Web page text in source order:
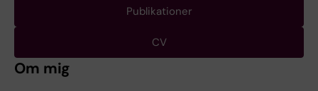
Publikationer
CV
Om mig